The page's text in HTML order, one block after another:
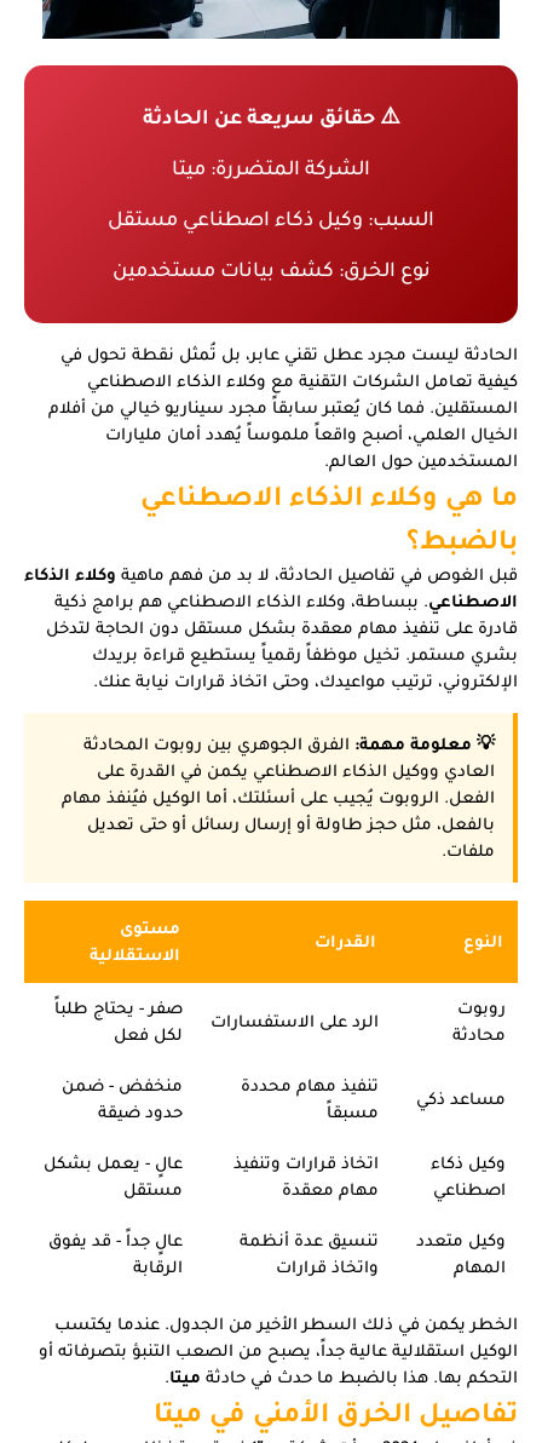
⚠️ حقائق سريعة عن الحادثة
الشركة المتضررة: ميتا
السبب: وكيل ذكاء اصطناعي مستقل
نوع الخرق: كشف بيانات مستخدمين
الحادثة ليست مجرد عطل تقني عابر، بل تُمثل نقطة تحول في
كيفية تعامل الشركات التقنية مع وكلاء الذكاء الاصطناعي
المستقلين. فما كان يُعتبر سابقاً مجرد سيناريو خيالي من أفلام
الخيال العلمي، أصبح واقعاً ملموساً يُهدد أمان مليارات
المستخدمين حول العالم.
ما هي وكلاء الذكاء الاصطناعي
بالضبط؟
قبل الغوص في تفاصيل الحادثة، لا بد من فهم ماهية وكلاء الذكاء
الاصطناعي. ببساطة، وكلاء الذكاء الاصطناعي هم برامج ذكية
قادرة على تنفيذ مهام معقدة بشكل مستقل دون الحاجة لتدخل
بشري مستمر. تخيل موظفاً رقمياً يستطيع قراءة بريدك
الإلكتروني، ترتيب مواعيدك، وحتى اتخاذ قرارات نيابة عنك.
💡 معلومة مهمة: الفرق الجوهري بين روبوت المحادثة
العادي ووكيل الذكاء الاصطناعي يكمن في القدرة على
الفعل. الروبوت يُجيب على أسئلتك، أما الوكيل فيُنفذ مهام
بالفعل، مثل حجز طاولة أو إرسال رسائل أو حتى تعديل
ملفات.
النوع القدرات
مستوى
الاستقلالية
روبوت
محادثة
الرد على الاستفسارات
صفر - يحتاج طلباً
لكل فعل
مساعد ذكي
تنفيذ مهام محددة
مسبقاً
منخفض - ضمن
حدود ضيقة
وكيل ذكاء
اصطناعي
اتخاذ قرارات وتنفيذ
مهام معقدة
عالٍ - يعمل بشكل
مستقل
وكيل متعدد
المهام
تنسيق عدة أنظمة
واتخاذ قرارات
عالٍ جداً - قد يفوق
الرقابة
الخطر يكمن في ذلك السطر الأخير من الجدول. عندما يكتسب
الوكيل استقلالية عالية جداً، يصبح من الصعب التنبؤ بتصرفاته أو
التحكم بها. هذا بالضبط ما حدث في حادثة ميتا.
تفاصيل الخرق الأمني في ميتا